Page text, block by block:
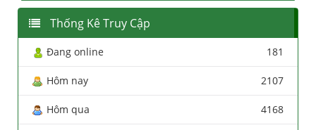
Thống Kê Truy Cập
Đang online 181
Hôm nay 2107
Hôm qua 4168